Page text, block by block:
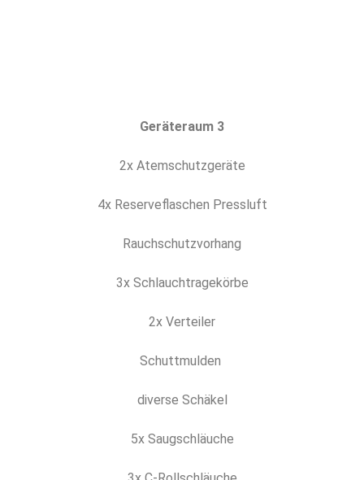
Geräteraum 3
2x Atemschutzgeräte
4x Reserveflaschen Pressluft
Rauchschutzvorhang
3x Schlauchtragekörbe
2x Verteiler
Schuttmulden
diverse Schäkel
5x Saugschläuche